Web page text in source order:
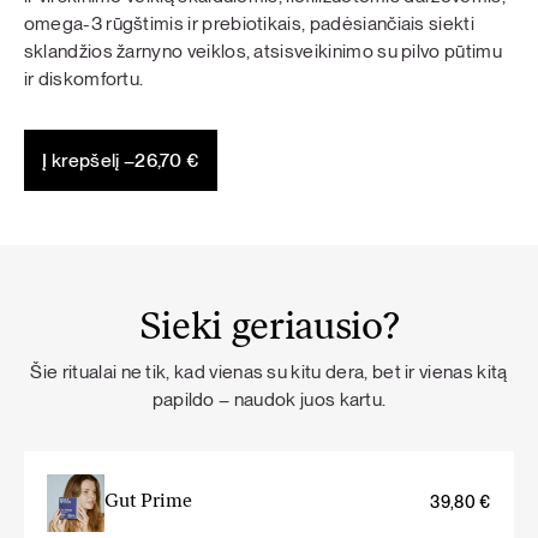
omega-3 rūgštimis ir prebiotikais, padėsiančiais siekti
sklandžios žarnyno veiklos, atsisveikinimo su pilvo pūtimu
ir diskomfortu.
Į krepšelį –26,70€
Sieki geriausio?
Šie ritualai ne tik, kad vienas su kitu dera, bet ir vienas kitą
papildo – naudok juos kartu.
Gut Prime 39,80€